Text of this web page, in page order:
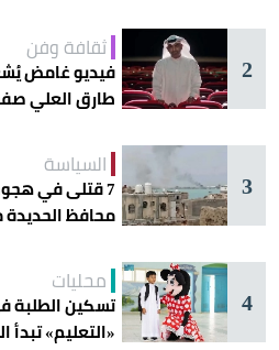
2
ثقافة وفن
فيديو غامض
طارق العلي صفحة 30
3
السياسة
7 قتلى في
محافظ الحديدة
4
محليات
تسكين الطلبة
«التعليم» تبدأ